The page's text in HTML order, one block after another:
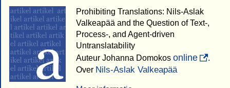
Prohibiting Translations: Nils-Aslak
Valkeapää and the Question of Text-,
Process-, and Agent-driven
Untranslatability
Auteur Johanna Domokos online
.
Over Nils-Aslak Valkeapää